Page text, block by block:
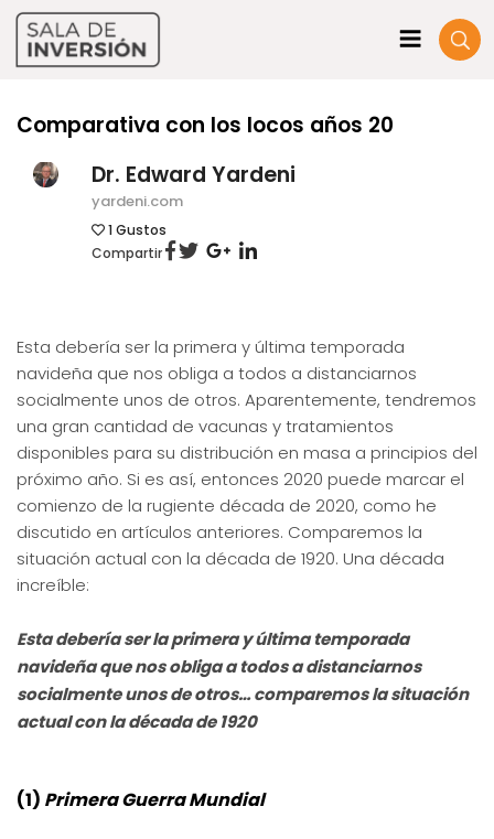
Comparativa con los locos años 20
Dr. Edward Yardeni
yardeni.com
1Gustos
Compartir
Esta debería ser la primera y última temporada
navideña que nos obliga a todos a distanciarnos
socialmente unos de otros. Aparentemente, tendremos
una gran cantidad de vacunas y tratamientos
disponibles para su distribución en masa a principios del
próximo año. Si es así, entonces 2020 puede marcar el
comienzo de la rugiente década de 2020, como he
discutido en artículos anteriores. Comparemos la
situación actual con la década de 1920. Una década
increíble:
Esta debería ser la primera y última temporada
navideña que nos obliga a todos a distanciarnos
socialmente unos de otros… comparemos la situación
actual con la década de 1920
(1) PrimeraGuerraMundial